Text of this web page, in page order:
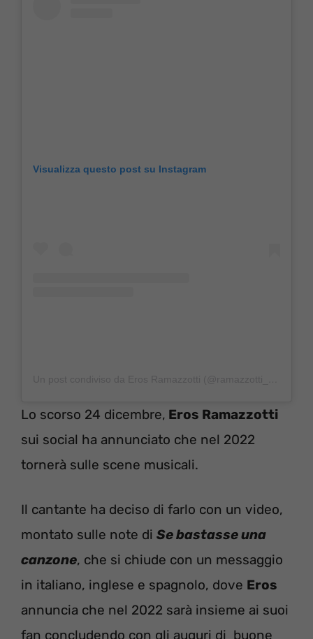
Visualizza questo post su Instagram
Lo scorso 24 dicembre, Eros Ramazzotti
sui social ha annunciato che nel 2022
tornerà sulle scene musicali.
Il cantante ha deciso di farlo con un video,
montato sulle note di Se bastasse una
canzone, che si chiude con un messaggio
in italiano, inglese e spagnolo, dove Eros
annuncia che nel 2022 sarà insieme ai suoi
fan concludendo con gli auguri di buone